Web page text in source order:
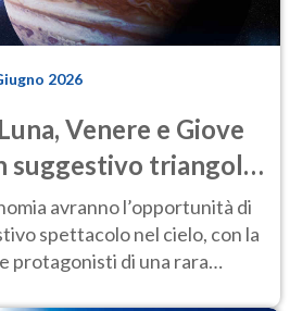
2026
Venere e Giove
suggestivo triangolo
quandoavranno l’opportunità di
spettacolo nel cielo, con la
protagonisti di una rara